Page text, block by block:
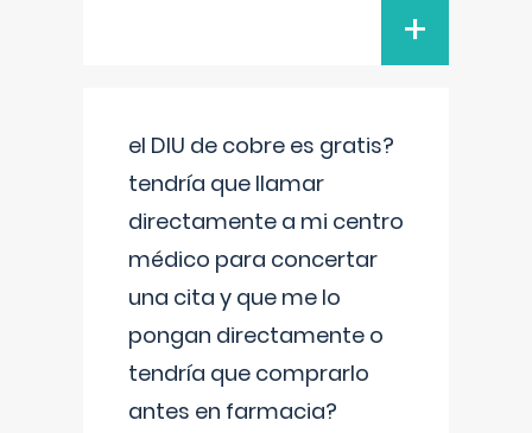
+
el DIU de cobre es gratis?
tendría que llamar
directamente a mi centro
médico para concertar
una cita y que me lo
pongan directamente o
tendría que comprarlo
antes en farmacia?